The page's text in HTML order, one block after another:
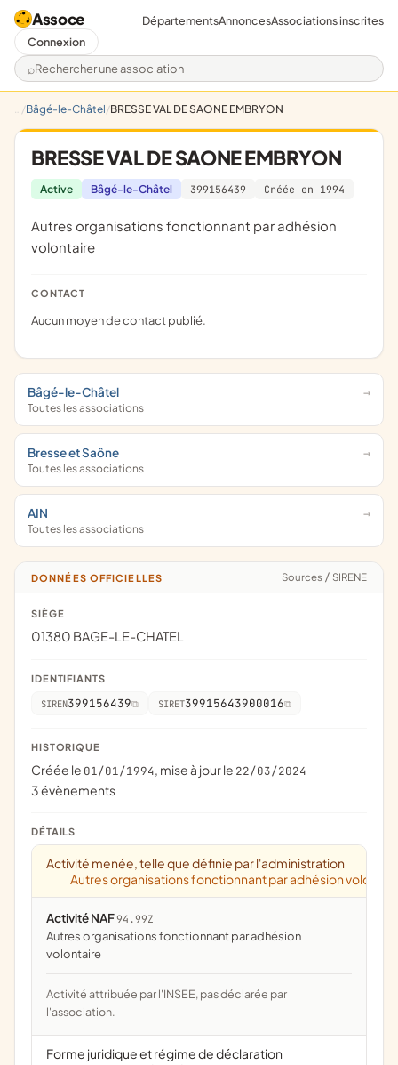
Assoce
Rechercher une association
DépartementsAnnoncesAssociations inscrites
Connexion
Bâgé-le-Châtel BRESSE VAL DE SAONE EMBRYON
BRESSE VAL DE SAONE EMBRYON
Active Bâgé-le-Châtel 399156439 Créée en 1994
Autres organisations fonctionnant par adhésion
volontaire
CONTACT
Aucun moyen de contact publié.
Bâgé-le-Châtel
Toutes les associations
Bresse et Saône
Toutes les associations
AIN
Toutes les associations
DONNÉES OFFICIELLES Sources / SIRENE
SIÈGE
01380 BAGE-LE-CHATEL
IDENTIFIANTS
SIREN399156439 SIRET39915643900016
HISTORIQUE
Créée le 01/01/1994, mise à jour le 22/03/2024
3 évènements
DÉTAILS
Activité menée, telle que définie par l'administration
Autres organisations fonctionnant par adhésion
Activité NAF94.99Z
Autres organisations fonctionnant par adhésion
volontaire
Activité attribuée par l'INSEE, pas déclarée par
l'association.
Forme juridique et régime de déclaration